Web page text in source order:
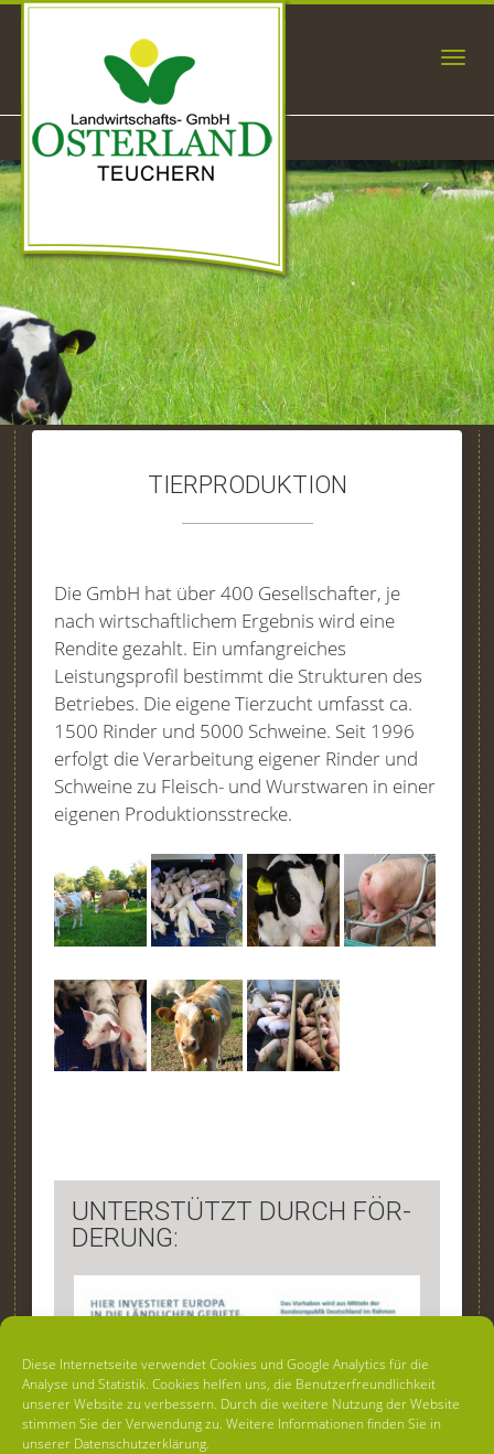
Diese Internetseite verwendet Cookies und Google Analytics für die
Analyse und Statistik. Cookies helfen uns, die Benutzerfreundlichkeit
unserer Website zu verbessern. Durch die weitere Nutzung der Website
stimmen Sie der Verwendung zu. Weitere Informationen finden Sie in
unserer Datenschutzerklärung.
TIERPRODUKTION
Die GmbH hat über 400 Gesellschafter, je
nach wirtschaftlichem Ergebnis wird eine
Rendite gezahlt. Ein umfangreiches
Leistungsprofil bestimmt die Strukturen des
Betriebes. Die eigene Tierzucht umfasst ca.
1500 Rinder und 5000 Schweine. Seit 1996
erfolgt die Verarbeitung eigener Rinder und
Schweine zu Fleisch- und Wurstwaren in einer
eigenen Produktionsstrecke.
UN­TER­STÜTZT DURCH FÖR­
DER­UNG: